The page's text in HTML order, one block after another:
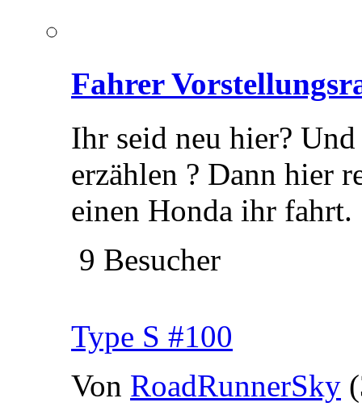
Fahrer
Ihr seid neu hier?
erzählen ? Dann hier
einen Honda ihr fahrt.
9 Besucher
Type S #100
Von RoadRunnerSky